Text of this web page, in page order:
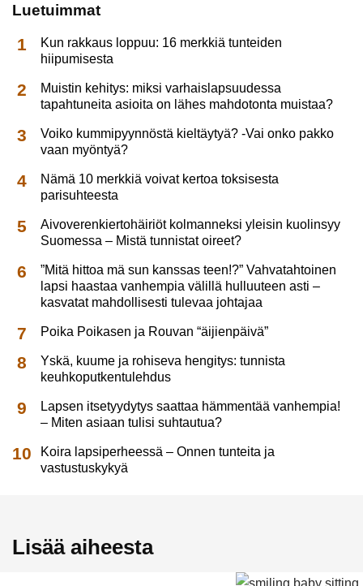
Luetuimmat
Kun rakkaus loppuu: 16 merkkiä tunteiden
hiipumisesta
Muistin kehitys: miksi varhaislapsuudessa
tapahtuneita asioita on lähes mahdotonta muistaa?
Voiko kummipyynnöstä kieltäytyä? -Vai onko pakko
vaan myöntyä?
Nämä 10 merkkiä voivat kertoa toksisesta
parisuhteesta
Aivoverenkiertohäiriöt kolmanneksi yleisin kuolinsyy
Suomessa – Mistä tunnistat oireet?
”Mitä hittoa mä sun kanssas teen!?” Vahvatahtoinen
lapsi haastaa vanhempia välillä hulluuteen asti –
kasvatat mahdollisesti tulevaa johtajaa
Poika Poikasen ja Rouvan “äijienpäivä”
Yskä, kuume ja rohiseva hengitys: tunnista
keuhkoputkentulehdus
Lapsen itsetyydytys saattaa hämmentää vanhempia!
– Miten asiaan tulisi suhtautua?
Koira lapsiperheessä – Onnen tunteita ja
vastustuskykyä
Lisää aiheesta